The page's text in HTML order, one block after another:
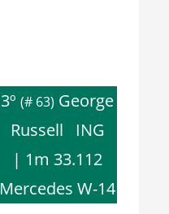
3º(# 63) George
Russell ING
| 1m 33.112
Mercedes W-14